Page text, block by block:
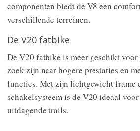
componenten biedt de V8 een
verschillende terreinen.
De V20 fatbike
De V20 fatbike is meer geschikt
zoek zijn naar hogere prestaties en
functies. Met zijn lichtgewicht frame
schakelsysteem is de V20 ideaal
uitdagende trails.